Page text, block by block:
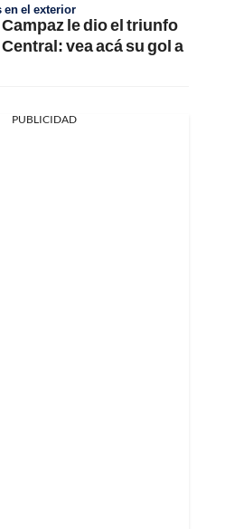
el exterior
le dio el triunfo
vea acá su gol a
PUBLICIDAD